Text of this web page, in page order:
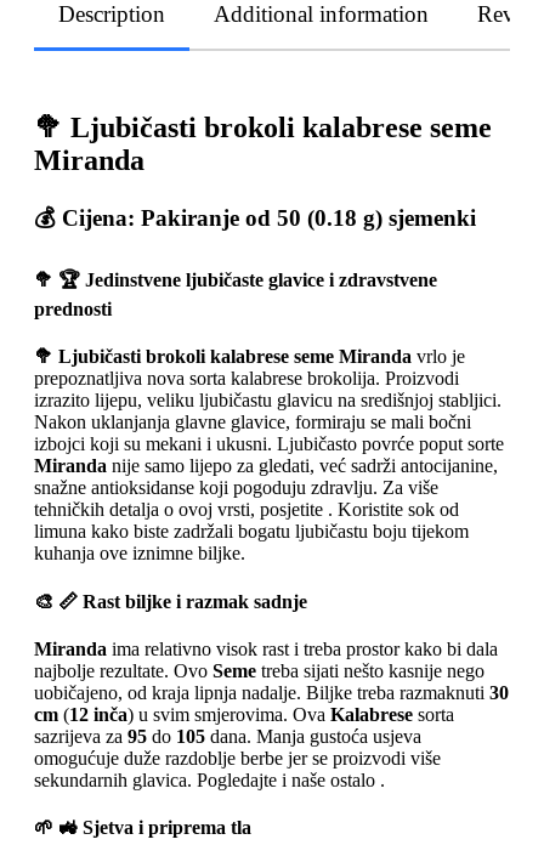
Description Additional information
🥦 Ljubičasti brokoli kalabrese seme
Miranda
💰 Cijena: Pakiranje od 50 (0.18 g) sjemenki
🥦 🏆 Jedinstvene ljubičaste glavice i zdravstvene
prednosti
🥦 Ljubičasti brokoli kalabrese seme Miranda vrlo je
prepoznatljiva nova sorta kalabrese brokolija. Proizvodi
izrazito lijepu, veliku ljubičastu glavicu na središnjoj stabljici.
Nakon uklanjanja glavne glavice, formiraju se mali bočni
izbojci koji su mekani i ukusni. Ljubičasto povrće poput sorte
Miranda nije samo lijepo za gledati, već sadrži antocijanine,
snažne antioksidanse koji pogoduju zdravlju. Za više
tehničkih detalja o ovoj vrsti, posjetite . Koristite sok od
limuna kako biste zadržali bogatu ljubičastu boju tijekom
kuhanja ove iznimne biljke.
🎨 📏 Rast biljke i razmak sadnje
Miranda ima relativno visok rast i treba prostor kako bi dala
najbolje rezultate. Ovo Seme treba sijati nešto kasnije nego
uobičajeno, od kraja lipnja nadalje. Biljke treba razmaknuti 30
cm (12 inča) u svim smjerovima. Ova Kalabrese sorta
sazrijeva za 95 do 105 dana. Manja gustoća usjeva
omogućuje duže razdoblje berbe jer se proizvodi više
sekundarnih glavica. Pogledajte i naše ostalo .
🌱 🚜 Sjetva i priprema tla